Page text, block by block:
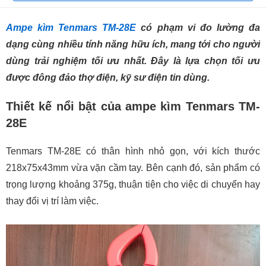
Ampe kìm Tenmars TM-28E có phạm vi đo lường đa
dạng cùng nhiều tính năng hữu ích, mang tới cho người
dùng trải nghiệm tối ưu nhất. Đây là lựa chọn tối ưu
được đông đảo thợ điện, kỹ sư điện tin dùng.
Thiết kế nổi bật của ampe kìm Tenmars TM-
28E
Tenmars TM-28E có thân hình nhỏ gọn, với kích thước
218x75x43mm vừa vặn cầm tay. Bên cạnh đó, sản phẩm có
trọng lượng khoảng 375g, thuận tiện cho việc di chuyển hay
thay đổi vị trí làm việc.